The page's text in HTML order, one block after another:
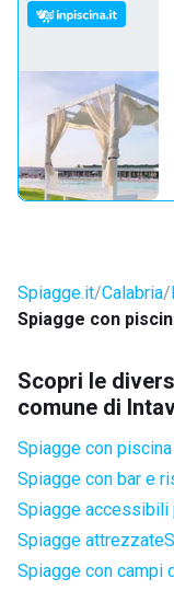
Spiagge.it Calabria
Spiagge con
Scopri le
comune di
Spiagge con
Spiagge con bar e
Spiagge accessibili
Spiagge attrezzate
Spiagge con campi